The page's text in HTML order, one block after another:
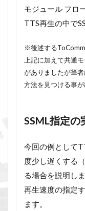
モジュール フロ
TTS再生の中で
※後述する
上記に加えて共通
がありましたが筆
方法を見つける事が
SSML指定の
今回の例として
度少し遅くする
る場合を説明しま
再生速度の指定
ます。